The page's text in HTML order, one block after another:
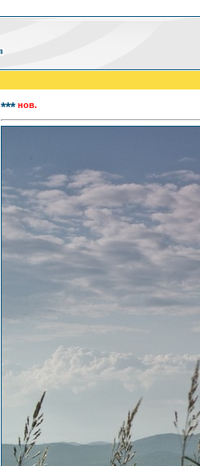
*** нов.